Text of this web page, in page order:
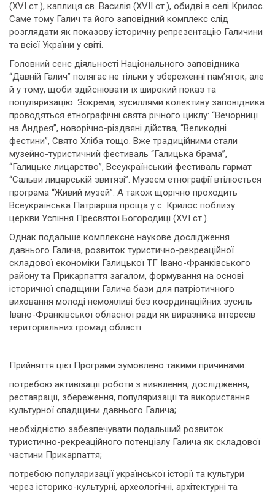
(ХVІ ст.), каплиця св. Василія (ХVІІ ст.), обидві в селі Крилос.
Саме тому Галич та його заповідний комплекс слід
розглядати як показову історичну репрезентацію Галичини
та всієї України у світі.
Головний сенс діяльності Національного заповідника
“Давній Галич” полягає не тільки у збереженні пам’яток, але
й у тому, щоби здійснювати їх широкий показ та
популяризацію. Зокрема, зусиллями колективу заповідника
проводяться етнографічні свята річного циклу: “Вечорниці
на Андрея”, новорічно-різдвяні дійства, “Великодні
фестини”, Свято Хліба тощо. Вже традиційними стали
музейно-туристичний фестиваль “Галицька брама”,
“Галицьке лицарство”, Всеукраїнський фестиваль гармат
“Сальви лицарській звитязі”. Музеєм етнографії втілюється
програма “Живий музей”. А також щорічно проходить
Всеукраїнська Патріарша проща у с. Крилос поблизу
церкви Успіння Пресвятої Богородиці (ХVІ ст.).
Однак подальше комплексне наукове дослідження
давнього Галича, розвиток туристично-рекреаційної
складової економіки Галицької ТГ Івано-Франківського
району та Прикарпаття загалом, формування на основі
історичної спадщини Галича бази для патріотичного
виховання молоді неможливі без координаційних зусиль
Івано-Франківської обласної ради як виразника інтересів
територіальних громад області.
Прийняття цієї Програми зумовлено такими причинами:
потребою активізації роботи з виявлення, дослідження,
реставрації, збереження, популяризації та використання
культурної спадщини давнього Галича;
необхідністю забезпечувати подальший розвиток
туристично-рекреаційного потенціалу Галича як складової
частини Прикарпаття;
потребою популяризації української історії та культури
через історико-культурні, археологічні, архітектурні та